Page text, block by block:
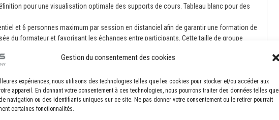
Gestion du consentement des cookies
expériences, nous utilisons des technologies telles que les cookies pour stocker et/ou accéder aux
appareil. En donnant votre consentement à ces technologies, nous pourrons traiter des données telles que
navigation ou des identifiants uniques sur ce site. Ne pas donner votre consentement ou le retirer pourrait
certaines fonctionnalités.
pour une visualisation optimale des supports de cours. Tableau blanc pour des
et 6 personnes maximum par session en distanciel afin de garantir une formation de
du formateur et favorisant les échanges entre participants. Cette taille de groupe
approfondies et un suivi individuel des progrès de chacun.
climatisation, éclairage adapté et pauses incluses pour maintenir la concentration
incluant supports de cours, exercices pratiques et ressources
après la formation.